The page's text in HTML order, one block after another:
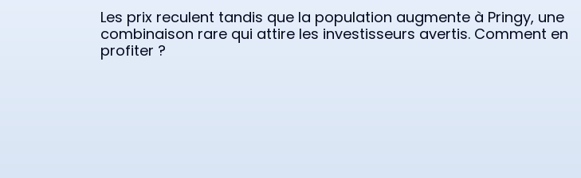
Les prix reculent tandis que la population augmente à Pringy, une
combinaison rare qui attire les investisseurs avertis. Comment en
profiter ?